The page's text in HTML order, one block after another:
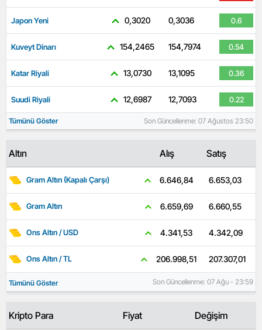
Japon Yeni 0,3020 0,3036 0.6
Kuveyt Dinarı 154,2465 154,7974 0.54
Katar Riyali 13,0730 13,1095 0.36
Suudi Riyali 12,6987 12,7093 0.22
Tümünü Göster Son Güncellenme: 07 Ağustos 23:50
Altın Alış Satış
Gram Altın (Kapalı Çarşı) 6.646,84 6.653,03
Gram Altın 6.659,69 6.660,55
Ons Altın / USD 4.341,53 4.342,09
Ons Altın / TL 206.998,51 207.307,01
Tümünü Göster Son Güncellenme: 07 Ağu - 23:59
Kripto Para Fiyat Değişim